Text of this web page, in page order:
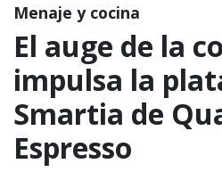
Menaje y cocina
El auge de la
impulsa la
Smartia de
Espresso